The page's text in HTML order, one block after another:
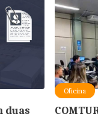
duas
Oficina